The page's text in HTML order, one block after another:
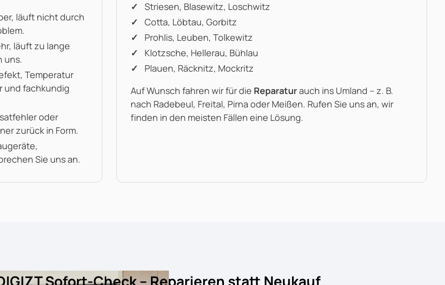
läuft nicht durch
läuft zu lange
uns.
Temperatur
und fachkundig
oder
zurück in Form.
Sie uns an.
Striesen, Blasewitz, Loschwitz
Cotta, Löbtau, Gorbitz
Prohlis, Leuben, Tolkewitz
Klotzsche, Hellerau, Bühlau
Plauen, Räcknitz, Mockritz
Auf Wunsch fahren wir für die Reparaturauch ins Umland – z. B.
nach Radebeul, Freital, Pirna oder Meißen. Rufen Sie uns an, wir
finden in den meisten Fällen eine Lösung.
Sofort-Check – Reparieren statt Neukauf